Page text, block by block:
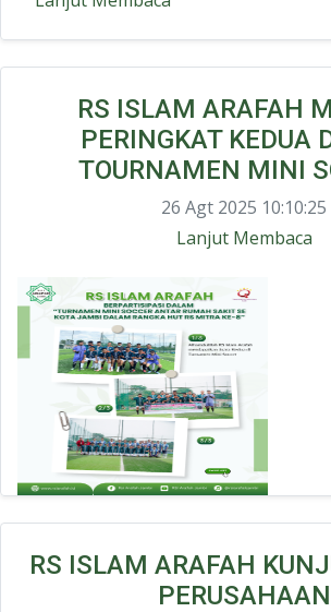
RS ISLAM ARAFAH
PERINGKAT KEDUA
TOURNAMEN MINI
26 Agt 2025 10:10:25
Lanjut Membaca
RS ISLAM ARAFAH
PERUSAHAAN